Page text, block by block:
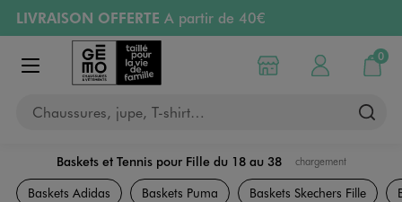
Aller au contenu principal
Aller à la navigation
LIVRAISON OFFERTE A partir de 40€
RETRAIT ET LIVRAISON OFFERTE
en magasin
PAYEZ EN 3x SANS FRAIS
Retours OFFERTS
pendant 30 jours
Afficher le menu
Chaussures, jupe, T-shirt…
Choisir mon magasin
Mon compte
0
Mon
Baskets et Tennis pour Fille du 18 au 38 chargement
Chaussures
Baskets Adidas Baskets Puma Baskets Skechers Fille